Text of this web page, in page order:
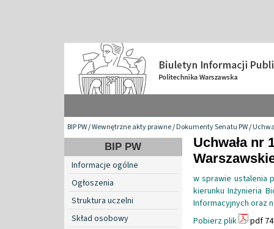
BIP PW/Wewnętrzne akty prawne/Dokumenty Senatu PW/
BIP PW
Informacje ogólne
Ogłoszenia
Struktura uczelni
Skład osobowy
Uchwała nr
w sprawie ustalenia
kierunku Inżynieria
Informacyjnych oraz
Pobierz plik
pdf